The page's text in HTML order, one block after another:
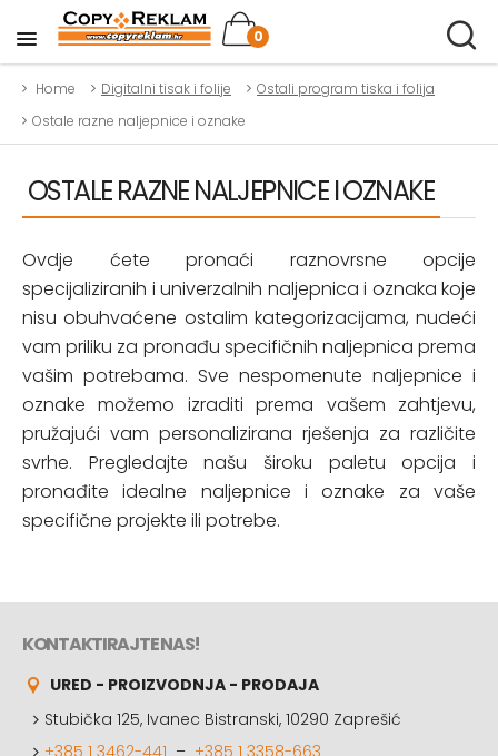
0
Home Digitalni tisak i folije
Ostali program tiska i folija
Ostale razne naljepnice i oznake
OSTALE RAZNE NALJEPNICE I OZNAKE
Ovdje ćete pronaći raznovrsne opcije
specijaliziranih i univerzalnih naljepnica i oznaka koje
nisu obuhvaćene ostalim kategorizacijama, nudeći
vam priliku za pronađu specifičnih naljepnica prema
vašim potrebama. Sve nespomenute naljepnice i
oznake možemo izraditi prema vašem zahtjevu,
pružajući vam personalizirana rješenja za različite
svrhe. Pregledajte našu široku paletu opcija i
pronađite idealne naljepnice i oznake za vaše
specifične projekte ili potrebe.
KONTAKTIRAJTE NAS!
URED - PROIZVODNJA - PRODAJA
Stubička 125, Ivanec Bistranski, 10290 Zaprešić
+385 1 3462-441 – +385 1 3358-663